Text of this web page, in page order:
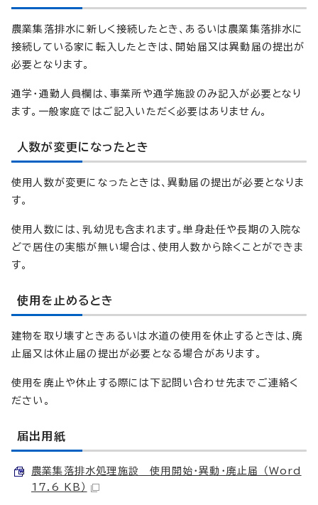
農業集落排水に新しく接続したとき、あるいは農業集落排水に
接続している家に転入したときは、開始届又は異動届の提出が
必要となります。
通学・通勤人員欄は、事業所や通学施設のみ記入が必要となり
ます。一般家庭ではご記入いただく必要はありません。
人数が変更になったとき
使用人数が変更になったときは、異動届の提出が必要となりま
す。
使用人数には、乳幼児も含まれます。単身赴任や長期の入院な
どで居住の実態が無い場合は、使用人数から除くことができま
す。
使用を止めるとき
建物を取り壊すときあるいは水道の使用を休止するときは、廃
止届又は休止届の提出が必要となる場合があります。
使用を廃止や休止する際には下記問い合わせ先までご連絡く
ださい。
届出用紙
農業集落排水処理施設 使用開始・異動・廃止届 （Word
17.6 KB）